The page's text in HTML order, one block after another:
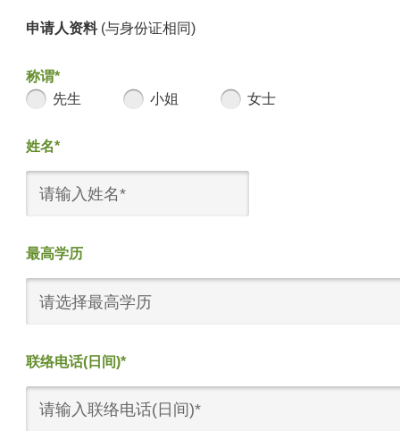
申请人资料 (与身份证相同)
称谓*
先生
小姐 女士
姓名*
最高学历
请选择最高学历
联络电话(日间)*